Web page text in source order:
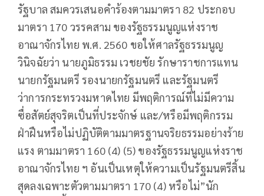
รัฐบาล สมควรเสนอคำร้องตามมาตรา 82 ประกอบ
มาตรา 170 วรรคสาม ของรัฐธรรมนูญแห่งราช
อาณาจักรไทย พ.ศ. 2560 ขอให้ศาลรัฐธรรมนูญ
วินิจฉัยว่า นายภูมิธรรม เวชยชัย รักษาราชการแทน
นายกรัฐมนตรี รองนายกรัฐมนตรี และรัฐมนตรี
ว่าการกระทรวงมหาดไทย มีพฤติการณ์ที่ไม่มีความ
ซื่อสัตย์สุจริตเป็นที่ประจักษ์ และ/หรือมีพฤติกรรม
ฝ่าฝืนหรือไม่ปฏิบัติตามมาตรฐานจริยธรรมอย่างร้าย
แรง ตามมาตรา 160 (4) (5) ของรัฐธรรมนูญแห่งราช
อาณาจักรไทย ฯ อันเป็นเหตุให้ความเป็นรัฐมนตรีสิ้น
สุดลงเฉพาะตัวตามมาตรา 170 (4) หรือไม่”นัก